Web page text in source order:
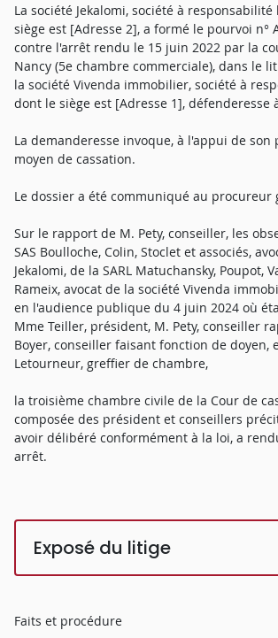
La société Jekalomi, société à
siège est [Adresse 2], a formé le pourvoi n°
contre l'arrêt rendu le 15 juin 2022 par la
Nancy (5e chambre commerciale), dans le
la société Vivenda immobilier, société à
dont le siège est [Adresse 1], défenderesse
La demanderesse invoque, à l'appui de son
moyen de cassation.
Le dossier a été communiqué au procureur
Sur le rapport de M. Pety, conseiller, les
SAS Boulloche, Colin, Stoclet et associés,
Jekalomi, de la SARL Matuchansky, Poupot,
Rameix, avocat de la société Vivenda
en l'audience publique du 4 juin 2024 où
Mme Teiller, président, M. Pety, conseiller
Boyer, conseiller faisant fonction de doyen,
Letourneur, greffier de chambre,
la troisième chambre civile de la Cour de
composée des président et conseillers
avoir délibéré conformément à la loi, a
arrêt.
Exposé du litige
Faits et procédure